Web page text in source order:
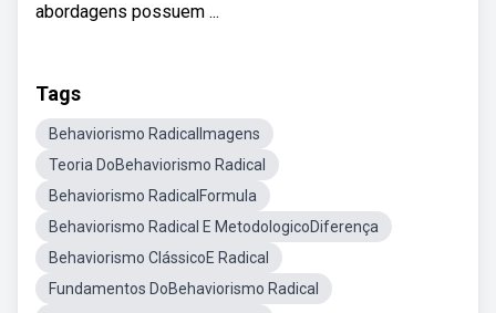
abordagens possuem ...
Tags
Behaviorismo RadicalImagens
Teoria DoBehaviorismo Radical
Behaviorismo RadicalFormula
Behaviorismo Radical E MetodologicoDiferença
Behaviorismo ClássicoE Radical
Fundamentos DoBehaviorismo Radical